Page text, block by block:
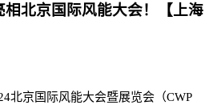
北京国际风能大会！【上海
北京国际风能大会暨展览会（CWP